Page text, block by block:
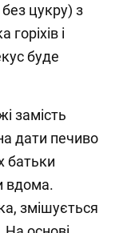
цукру) з
і
буде
замість
дати печиво
батьки
вдома.
змішується